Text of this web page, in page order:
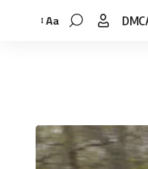
Font
Aa